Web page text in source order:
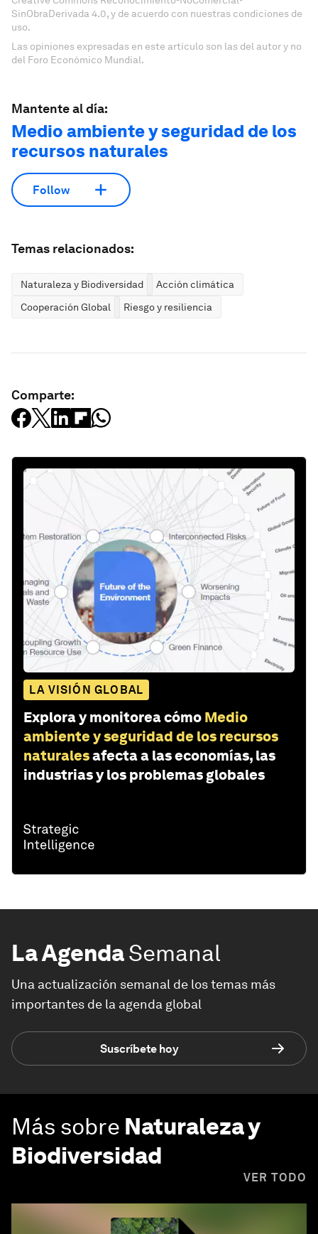
SinObraDerivada 4.0, y de acuerdo con nuestras condiciones de
uso.
Las opiniones expresadas en este artículo son las del autor y no
del Foro Económico Mundial.
Mantente al día:
Medio ambiente y seguridad de los
recursos naturales
Follow
Temas relacionados:
Naturaleza y Biodiversidad
Acción climática
Cooperación Global
Riesgo y resiliencia
Comparte:
LA VISIÓN GLOBAL
Explora y monitorea cómo Medio
ambiente y seguridad de los recursos
naturalesafecta a las economías, las
industrias y los problemas globales
La AgendaSemanal
Una actualización semanal de los temas más
importantes de la agenda global
Suscríbete hoy
Más sobre Naturaleza y
Biodiversidad
VER TODO